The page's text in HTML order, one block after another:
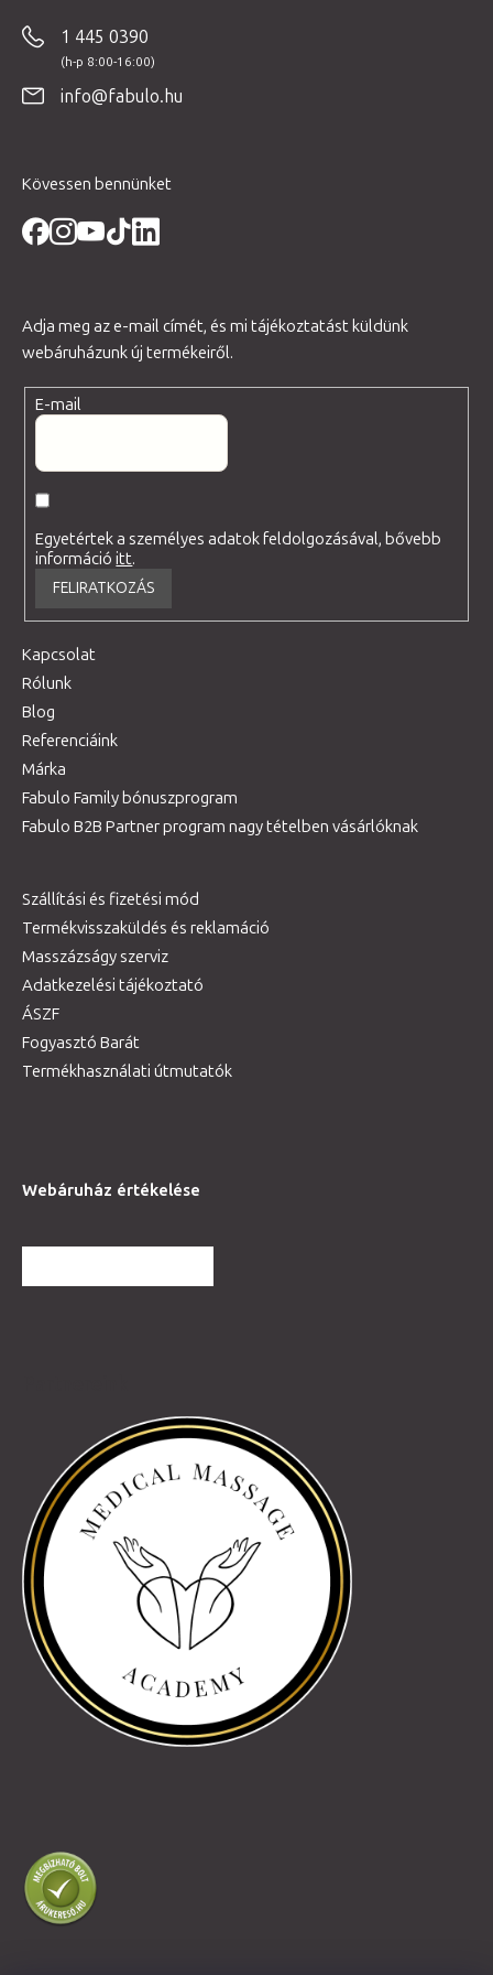
1 445 0390
info@fabulo.hu
Kövessen bennünket
Adja meg az e-mail címét, és mi tájékoztatást küldünk
webáruházunk új termékeiről.
E-mail
Egyetértek a személyes adatok feldolgozásával, bővebb
információitt.
FELIRATKOZÁS
Kapcsolat
Rólunk
Blog
Referenciáink
Márka
Fabulo Family bónuszprogram
Fabulo B2B Partner program nagy tételben vásárlóknak
Szállítási és fizetési mód
Termékvisszaküldés és reklamáció
Masszázságy szerviz
Adatkezelési tájékoztató
ÁSZF
Fogyasztó Barát
Termékhasználati útmutatók
Webáruház értékelése